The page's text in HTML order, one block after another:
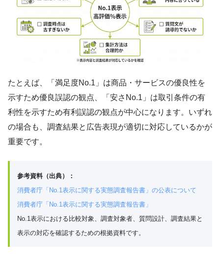
たとえば、「満足度No.1」は商品・サービスの優良性を
示すため優良誤認の観点、「安さNo.1」は取引条件の有
利性を示すため有利誤認の観点が中心になります。いずれ
の場合も、調査結果と広告表現が適切に対応しているかが
重要です。
参考資料（出典）：
消費者庁「No.1表示に関する実態調査報告書」の公表について
消費者庁「No.1表示に関する実態調査報告書」
No.1表示における比較対象、調査対象者、質問設計、調査結果と
表示の対応を確認するための根拠資料です。